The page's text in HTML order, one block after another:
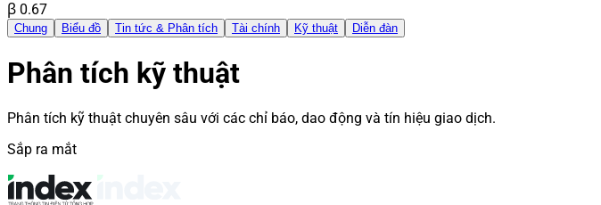
β 0.67
Chung Biểu đồ Tin tức & Phân tích Tài chính Kỹ thuật Diễn đàn
Phân tích kỹ thuật
Phân tích kỹ thuật chuyên sâu với các chỉ báo, dao động và tín hiệu giao dịch.
Sắp ra mắt